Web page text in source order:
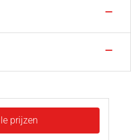
—
—
prijzen